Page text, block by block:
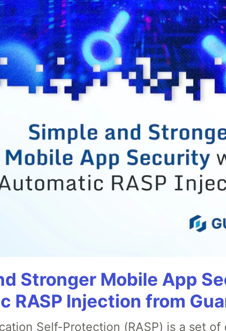
Stronger Mobile App
RASP Injection from
Self-Protection (RASP) is a set